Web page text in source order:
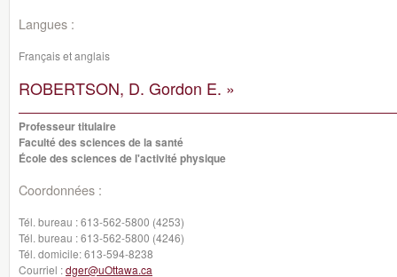
Langues :
Français et anglais
ROBERTSON, D. Gordon E. »
Professeur titulaire
Faculté des sciences de la santé
École des sciences de l'activité physique
Coordonnées :
Tél. bureau :613-562-5800 (4253)
Tél. bureau :613-562-5800 (4246)
Tél. domicile:613-594-8238
Courriel :dger@uOttawa.ca